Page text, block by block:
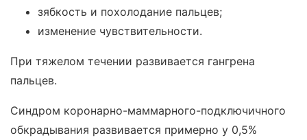
зябкость и похолодание пальцев;
изменение чувствительности.
При тяжелом течении развивается гангрена
пальцев.
Синдром коронарно-маммарного-подключичного
обкрадывания развивается примерно у 0,5%